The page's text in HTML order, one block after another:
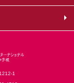
1